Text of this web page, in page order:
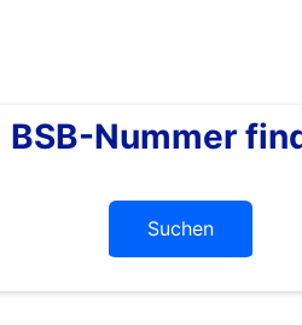
BSB-Nummer
Suchen